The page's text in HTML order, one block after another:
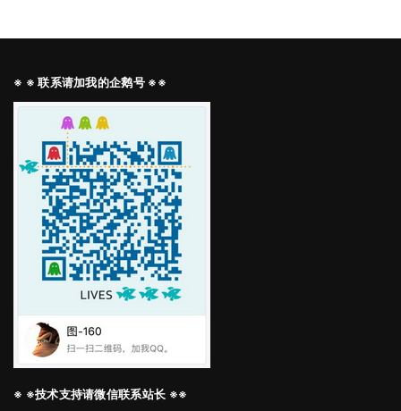
※ ※ 联系请加我的企鹅号 ※※
※ ※技术支持请微信联系站长 ※※